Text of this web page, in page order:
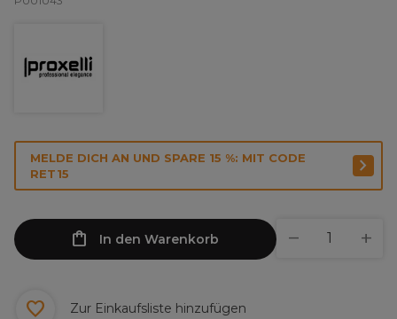
MELDE DICH AN UND SPARE 15 %: MIT CODE
RET15
In den Warenkorb
Zur Einkaufsliste hinzufügen